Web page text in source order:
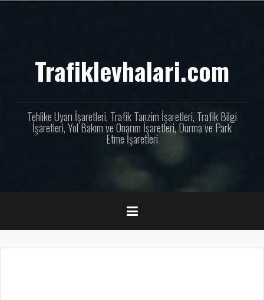
Trafiklevhalari.com
Tehlike Uyarı İşaretleri, Trafik Tanzim İşaretleri, Trafik Bilgi
İşaretleri, Yol Bakım ve Onarım İşaretleri, Durma ve Park
Etme İşaretleri